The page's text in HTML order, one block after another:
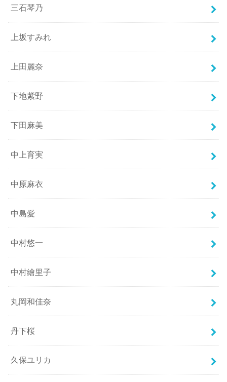
三石琴乃
上坂すみれ
上田麗奈
下地紫野
下田麻美
中上育実
中原麻衣
中島愛
中村悠一
中村繪里子
丸岡和佳奈
丹下桜
久保ユリカ